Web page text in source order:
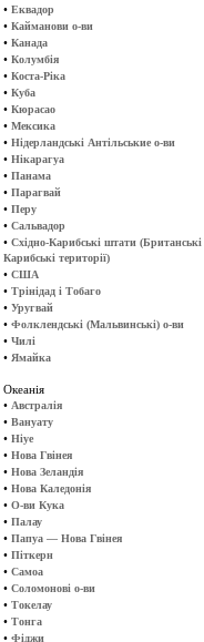
• Еквадор
• Кайманови о-ви
• Канада
• Колумбія
• Коста-Ріка
• Куба
• Кюрасао
• Мексика
• Нідерландські Антільськие о-ви
• Нікарагуа
• Панама
• Парагвай
• Перу
• Сальвадор
• Східно-Карибські штати (Британські
Карибські території)
• США
• Трінідад і Тобаго
• Уругвай
• Фолклендські (Мальвинські) о-ви
• Чилі
• Ямайка
Океанія
• Австралія
• Вануату
• Ніуе
• Нова Гвінея
• Нова Зеландія
• Нова Каледонія
• О-ви Кука
• Палау
• Папуа — Нова Гвінея
• Піткерн
• Самоа
• Соломонові о-ви
• Токелау
• Тонга
• Фіджи